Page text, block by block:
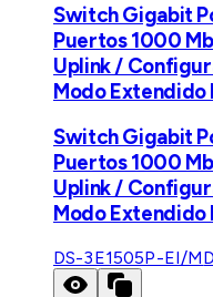
Switch Gigabit
Puertos 1000
Uplink /
Modo
Switch Gigabit
Puertos 1000
Uplink /
Modo
DS-3E1505P-EI/M